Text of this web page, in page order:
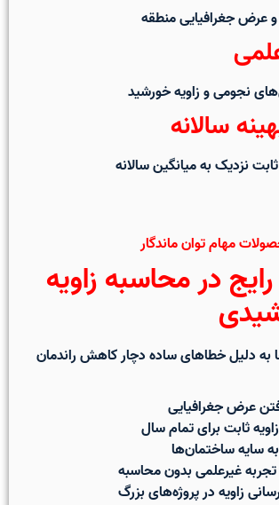
و عرض جغرافیایی منطقه
نجومی و زاویه خورشید
نزدیک به میانگین سالانه
مهام توان ماندگار
در محاسبه زاویه
به دلیل خطاهای ساده دچار کاهش راندمان
عرض جغرافیایی
ثابت برای تمام سال
سایه ساختمان‌ها
تجربه غیرعلمی بدون محاسبه
زاویه در پروژه‌های بزرگ